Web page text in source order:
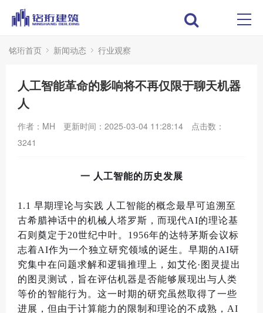
铭珩首页 新闻动态 行业观察
人工智能革命的影响将不再仅限于聊天机器
人
作者：MH 更新时间：2025-03-04 11:28:14
点击数：
3241
一 人工智能的历史发展
1.1 早期理论与实践 人工智能的概念最早可追溯至
古希腊神话中的机械人塔罗斯 ， 而现代AI的理论基
石则奠定于20世纪中叶。 1956年的达特茅斯会议标
志着AI作为一个独立研究领域的诞生 。 早期的AI研
究集中在问题求解和逻辑推理上 ， 如艾伦· 图灵提出
的图灵测试 ， 旨在评估机器是否能够展现出与人类
等价的智能行为 。 这一时期的研究虽然取得了一些
进展 ， 但由于计算能力的限制和理论的不成熟 ， AI